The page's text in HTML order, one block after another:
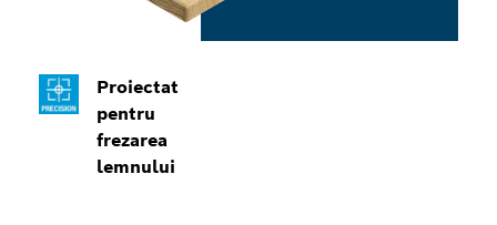
Proiectat
pentru
frezarea
lemnului